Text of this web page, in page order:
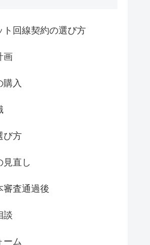
ト回線契約の選び方
画
購入
び方
見直し
審査通過後
談
ーム